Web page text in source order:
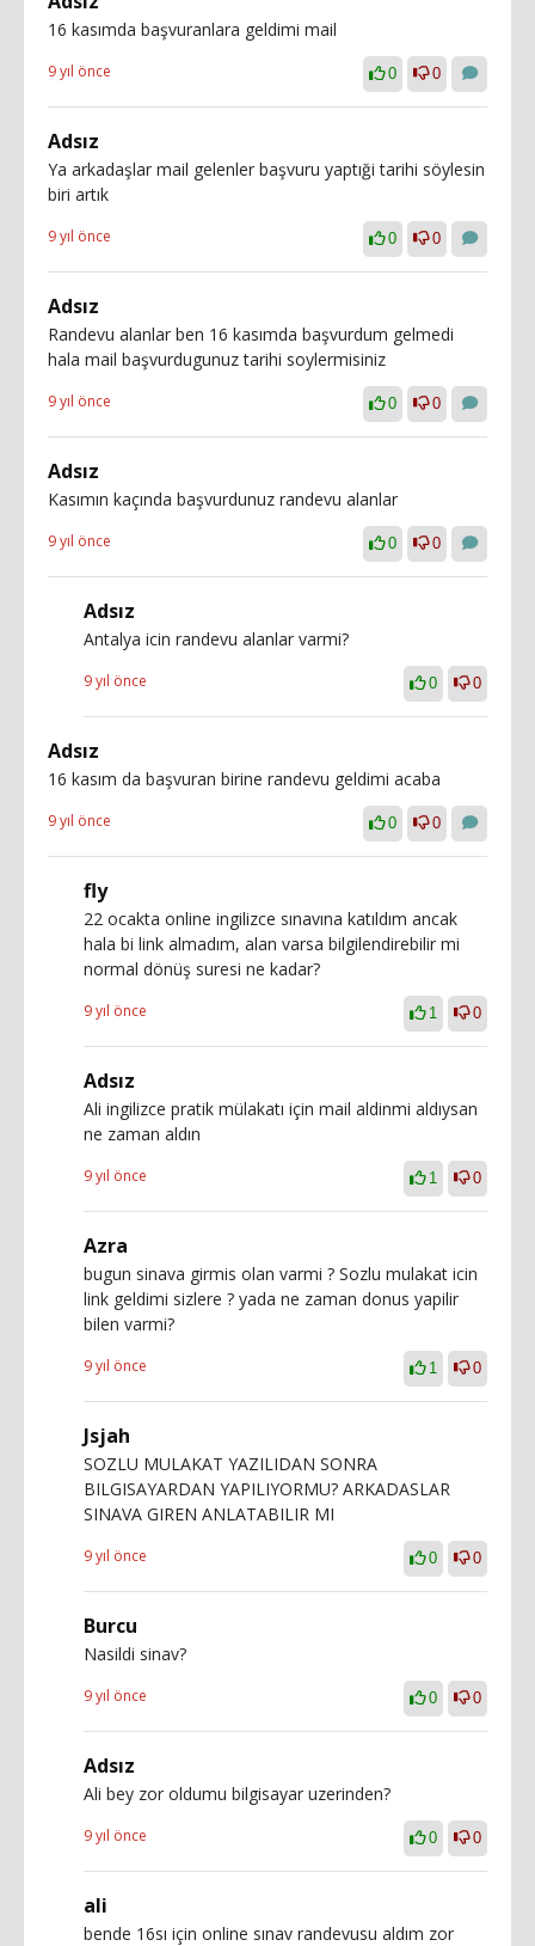
16 kasımda başvuranlara geldimi mail
9 yıl önce 0 0
Adsız
Ya arkadaşlar mail gelenler başvuru yaptıği tarihi söylesin
biri artık
9 yıl önce 0 0
Adsız
Randevu alanlar ben 16 kasımda başvurdum gelmedi
hala mail başvurdugunuz tarihi soylermisiniz
9 yıl önce 0 0
Adsız
Kasımın kaçında başvurdunuz randevu alanlar
9 yıl önce 0 0
Adsız
Antalya icin randevu alanlar varmi?
9 yıl önce 0 0
Adsız
16 kasım da başvuran birine randevu geldimi acaba
9 yıl önce 0 0
fly
22 ocakta online ingilizce sınavına katıldım ancak
hala bi link almadım, alan varsa bilgilendirebilir mi
normal dönüş suresi ne kadar?
9 yıl önce 1 0
Adsız
Ali ingilizce pratik mülakatı için mail aldinmi aldıysan
ne zaman aldın
9 yıl önce 1 0
Azra
bugun sinava girmis olan varmi ? Sozlu mulakat icin
link geldimi sizlere ? yada ne zaman donus yapilir
bilen varmi?
9 yıl önce 1 0
Jsjah
SOZLU MULAKAT YAZILIDAN SONRA
BILGISAYARDAN YAPILIYORMU? ARKADASLAR
SINAVA GIREN ANLATABILIR MI
9 yıl önce 0 0
Burcu
Nasildi sinav?
9 yıl önce 0 0
Adsız
Ali bey zor oldumu bilgisayar uzerinden?
9 yıl önce 0 0
ali
bende 16sı için online sınav randevusu aldım zor